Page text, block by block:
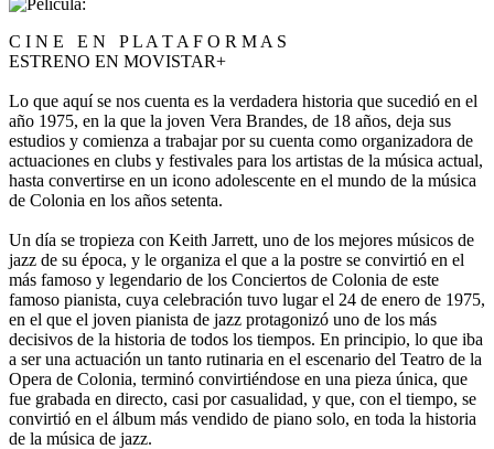
C I N E E N P L A T A F O R M A S
ESTRENO EN MOVISTAR+
Lo que aquí se nos cuenta es la verdadera historia que sucedió en el
año 1975, en la que la joven Vera Brandes, de 18 años, deja sus
estudios y comienza a trabajar por su cuenta como organizadora de
actuaciones en clubs y festivales para los artistas de la música actual,
hasta convertirse en un icono adolescente en el mundo de la música
de Colonia en los años setenta.
Un día se tropieza con Keith Jarrett, uno de los mejores músicos de
jazz de su época, y le organiza el que a la postre se convirtió en el
más famoso y legendario de los Conciertos de Colonia de este
famoso pianista, cuya celebración tuvo lugar el 24 de enero de 1975,
en el que el joven pianista de jazz protagonizó uno de los más
decisivos de la historia de todos los tiempos. En principio, lo que iba
a ser una actuación un tanto rutinaria en el escenario del Teatro de la
Opera de Colonia, terminó convirtiéndose en una pieza única, que
fue grabada en directo, casi por casualidad, y que, con el tiempo, se
convirtió en el álbum más vendido de piano solo, en toda la historia
de la música de jazz.